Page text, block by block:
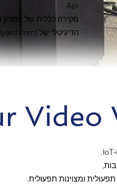
Api
סקירה כללית של פתרון
הדיגיטלי של Userful (vidyard.com)
Video
ומצוינות תפעולית.